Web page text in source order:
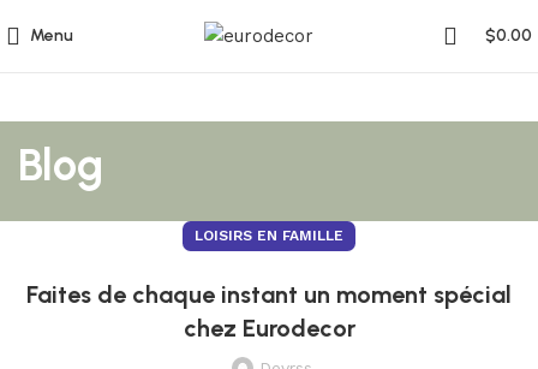
Menu $0.00
Blog
LOISIRS EN FAMILLE
Faites de chaque instant un moment spécial
chez Eurodecor